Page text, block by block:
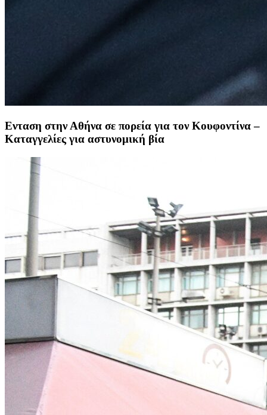
Ενταση στην Αθήνα σε πορεία για τον Κουφοντίνα –
Καταγγελίες για αστυνομική βία